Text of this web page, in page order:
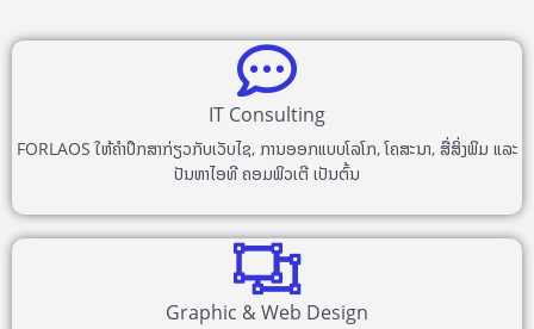
IT Consulting
FORLAOS ໃຫ້ຄຳປຶກສາກ່ຽວກັບເວັບໄຊ, ການອອກແບບໂລໂກ, ໂຄສະນາ, ສື່ສິ່ງພິມ ແລະ
ປັນຫາໄອທີ ຄອມພິວເຕີ ເປັນຕົ້ນ
Graphic & Web Design